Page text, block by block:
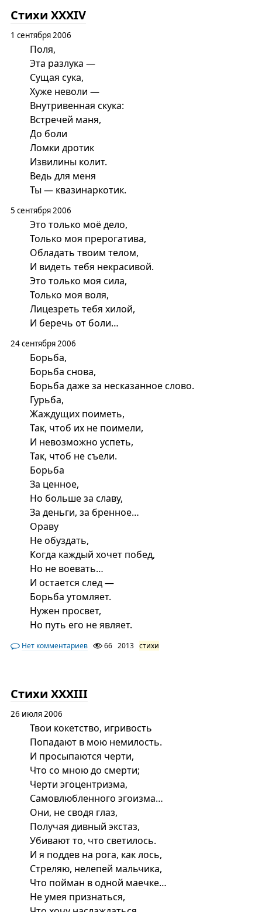
Стихи XXXIV
1 сентября 2006
Поля,
Эта разлука —
Сущая сука,
Хуже неволи —
Внутривенная скука:
Встречей маня,
До боли
Ломки дротик
Извилины колит.
Ведь для меня
Ты — квазинаркотик.
5 сентября 2006
Это только моё дело,
Только моя прерогатива,
Обладать твоим телом,
И видеть тебя некрасивой.
Это только моя сила,
Только моя воля,
Лицезреть тебя хилой,
И беречь от боли…
24 сентября 2006
Борьба,
Борьба снова,
Борьба даже за несказанное слово.
Гурьба,
Жаждущих поиметь,
Так, чтоб их не поимели,
И невозможно успеть,
Так, чтоб не съели.
Борьба
За ценное,
Но больше за славу,
За деньги, за бренное…
Ораву
Не обуздать,
Когда каждый хочет побед,
Но не воевать…
И остается след —
Борьба утомляет.
Нужен просвет,
Но путь его не являет.
Нет комментариев 66 2013 стихи
Стихи XXXIII
26 июля 2006
Твои кокетство, игривость
Попадают в мою немилость.
И просыпаются черти,
Что со мною до смерти;
Черти эгоцентризма,
Самовлюбленного эгоизма…
Они, не сводя глаз,
Получая дивный экстаз,
Убивают то, что светилось.
И я поддев на рога, как лось,
Стреляю, нелепей мальчика,
Что пойман в одной маечке…
Не умея признаться,